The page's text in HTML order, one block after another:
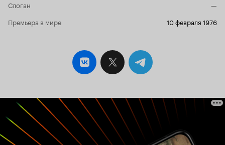
выразительно сыграла и Людмила Зайцева. Но
заслуживали более внимательной и
Это и ночное свидание на лодке, и роковые
случайные выстрелы, и избиение у проруби, и
разговоры в трактире. Венгеров поставил на
повествования. Да и сама тема постоянно
проскальзывает. То нам рассказывают о
недостатках царской России, то о Первой
мировой, то о революционерах и гражданской
войне. Номинальная эпичность 'Строговых'
оказывается в поисках главной идеи. Что
Слоган
—
Премьера в мире
10 февраля 1976